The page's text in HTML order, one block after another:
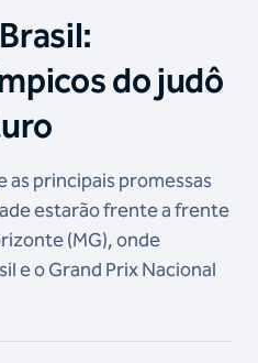
do judô
as principais promessas
estarão frente a frente
(MG), onde
e o Grand Prix Nacional